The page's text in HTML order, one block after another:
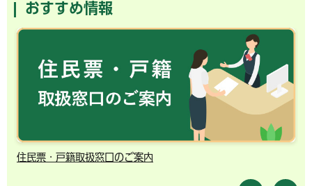
おすすめ情報
住民票・戸籍取扱窓口のご案内